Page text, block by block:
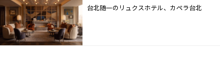
台北随一のリュクスホテル、カペラ台北